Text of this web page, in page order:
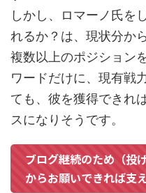
しかし、ロマーノ氏を
れるか？は、現状分か
複数以上のポジション
ワードだけに、現有戦
ても、彼を獲得できれ
スになりそうです。
ブログ継続のため（投
からお願いできれば支